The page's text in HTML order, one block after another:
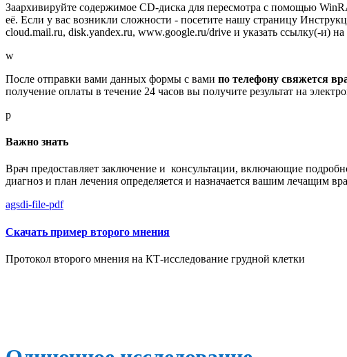
Заархивируйте содержимое CD-диска для пересмотра с помощью
её. Если у вас возникли сложности - посетите нашу страницу
cloud.mail.ru, disk.yandex.ru, www.google.ru/drive и указать ссылку(-и)
w
После отправки вами данных формы с вами по телефону свяжется
получение оплаты в течение 24 часов вы получите результат на
p
Важно знать
Врач предоставляет заключение и консультации, включающие
диагноз и план лечения определяется и назначается вашим лечащим
agsdi-file-pdf
Скачать пример второго мнения
Протокол второго мнения на КТ-исследование грудной клетки